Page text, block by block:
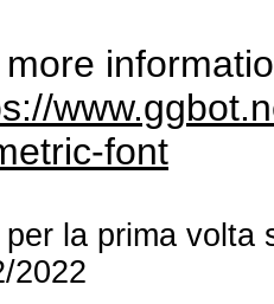
font
la prima volta
2022